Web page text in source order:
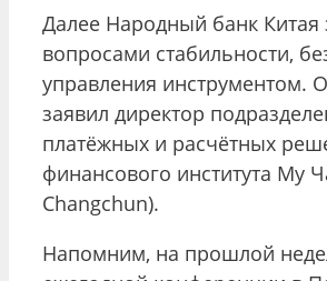
Далее Народный банк Китая
вопросами стабильности,
управления инструментом.
заявил директор
платёжных и расчётных
финансового института Му
Changchun).
Напомним, на прошлой